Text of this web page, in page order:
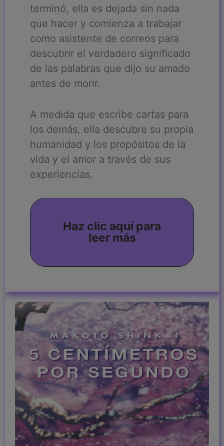
terminó, ella es dejada sin nada
que hacer y comienza a trabajar
como asistente de correos para
descubrir el verdadero significado
de las palabras que dijo su amado
antes de morir.
A medida que escribe cartas para
los demás, ella descubre su propia
humanidad y los propósitos de la
vida y el amor a través de sus
experiencias.
Haz clic aquí para
leer más